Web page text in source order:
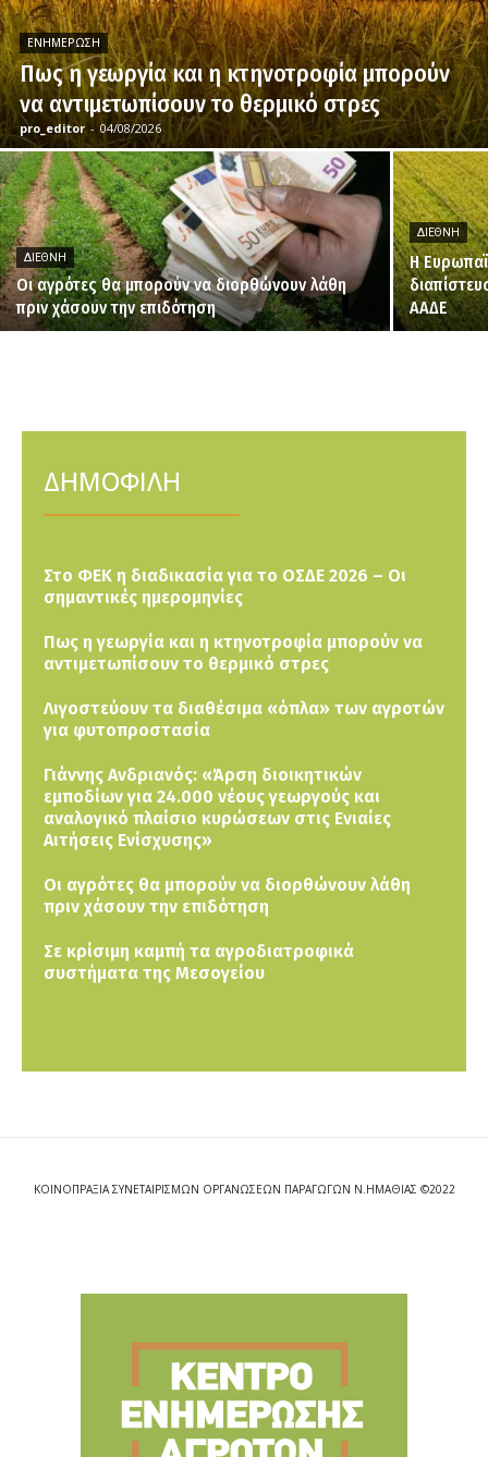
ΕΝΗΜΈΡΩΣΗ
Πως η γεωργία και η κτηνοτροφία μπορούν
να αντιμετωπίσουν το θερμικό στρες
pro_editor - 04/08/2026
ΔΙΕΘΝΉ
Οι αγρότες θα μπορούν να διορθώνουν λάθη
πριν χάσουν την επιδότηση
ΔΙΕΘΝΉ
H
ΑΑΔΕ
ΔΗΜΟΦΙΛΗ
Στο ΦΕΚ η διαδικασία για το ΟΣΔΕ 2026 – Οι
σημαντικές ημερομηνίες
Πως η γεωργία και η κτηνοτροφία μπορούν να
αντιμετωπίσουν το θερμικό στρες
Λιγοστεύουν τα διαθέσιμα «όπλα» των αγροτών
για φυτοπροστασία
Γιάννης Ανδριανός: «Άρση διοικητικών
εμποδίων για 24.000 νέους γεωργούς και
αναλογικό πλαίσιο κυρώσεων στις Ενιαίες
Αιτήσεις Ενίσχυσης»
Οι αγρότες θα μπορούν να διορθώνουν λάθη
πριν χάσουν την επιδότηση
Σε κρίσιμη καμπή τα αγροδιατροφικά
συστήματα της Μεσογείου
ΚΟΙΝΟΠΡΑΞΙΑ ΣΥΝΕΤΑΙΡΙΣΜΩΝ ΟΡΓΑΝΩΣΕΩΝ ΠΑΡΑΓΩΓΩΝ Ν.ΗΜΑΘΙΑΣ ©2022